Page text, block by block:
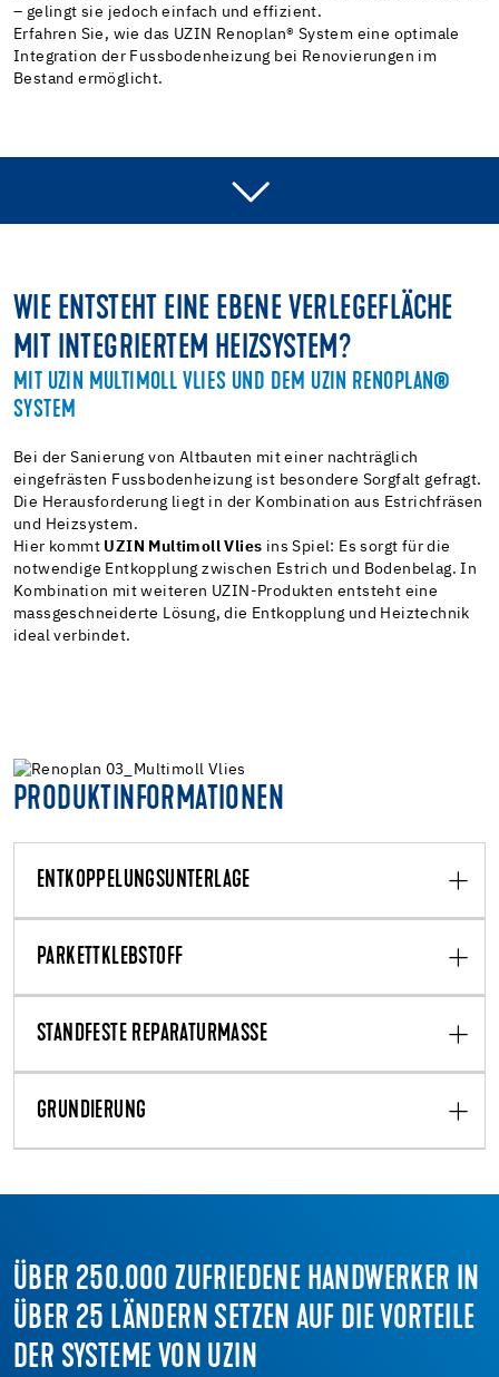
– gelingt sie jedoch einfach und effizient.
Erfahren Sie, wie das UZIN Renoplan® System eine optimale
Integration der Fussbodenheizung bei Renovierungen im
Bestand ermöglicht.
UZIN MULTIMOLL VLIES
PRODUKTE ENTDECKEN
WIE ENTSTEHT EINE EBENE VERLEGEFLÄCHE
MIT INTEGRIERTEM HEIZSYSTEM?
MIT UZIN MULTIMOLL VLIES UND DEM UZIN RENOPLAN®
SYSTEM
Bei der Sanierung von Altbauten mit einer nachträglich
eingefrästen Fussbodenheizung ist besondere Sorgfalt gefragt.
Die Herausforderung liegt in der Kombination aus Estrichfräsen
und Heizsystem.
Hier kommt UZIN Multimoll Vlies ins Spiel: Es sorgt für die
notwendige Entkopplung zwischen Estrich und Bodenbelag. In
Kombination mit weiteren UZIN-Produkten entsteht eine
massgeschneiderte Lösung, die Entkopplung und Heiztechnik
ideal verbindet.
PRODUKTINFORMATIONEN
ENTKOPPELUNGSUNTERLAGE
PARKETTKLEBSTOFF
STANDFESTE REPARATURMASSE
GRUNDIERUNG
ÜBER 250.000 ZUFRIEDENE HANDWERKER IN
ÜBER 25 LÄNDERN SETZEN AUF DIE VORTEILE
DER SYSTEME VON UZIN